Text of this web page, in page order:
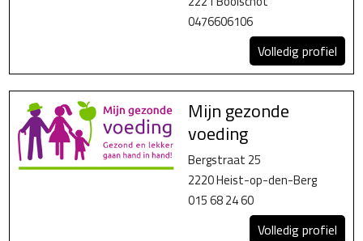
0476606106
Volledig profiel
Mijn gezonde
voeding
Bergstraat 25
2220 Heist-op-den-Berg
015 68 24 60
Volledig profiel